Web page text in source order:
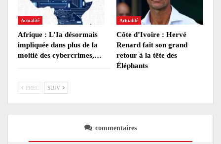
Actualité
Afrique : L’Ia désormais
impliquée dans plus de la
moitié des cybercrimes,…
Actualité
Côte d’Ivoire : Hervé
Renard fait son grand
retour à la tête des
Éléphants
PREC SUIV
commentaires